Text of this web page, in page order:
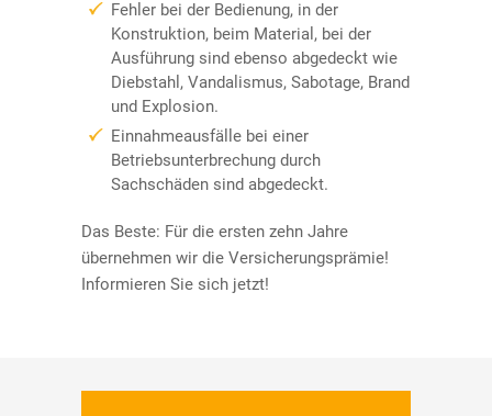
Fehler bei der Bedienung, in der
Konstruktion, beim Material, bei der
Ausführung sind ebenso abgedeckt wie
Diebstahl, Vandalismus, Sabotage, Brand
und Explosion.
Einnahmeausfälle bei einer
Betriebsunterbrechung durch
Sachschäden sind abgedeckt.
Das Beste: Für die ersten zehn Jahre
übernehmen wir die Versicherungsprämie!
Informieren Sie sich jetzt!